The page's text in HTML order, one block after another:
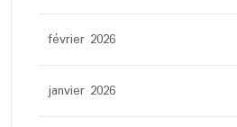
février 2026
janvier 2026